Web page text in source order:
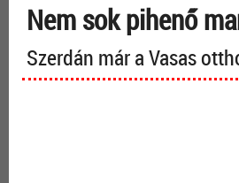
Nem sok pihenő
Szerdán már a Vasas